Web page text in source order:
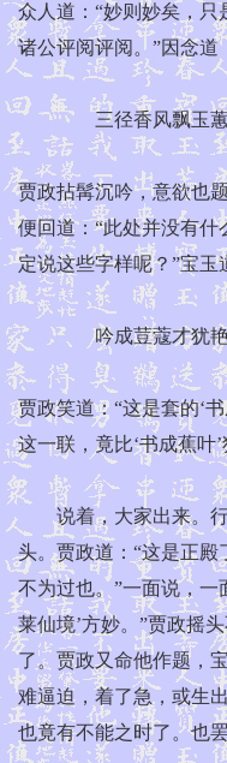
众人道：“妙则妙矣，只
诸公评阅评阅。”因念道
三径香风飘玉蕙，
贾政拈髯沉吟，意欲也
便回道：“此处并没有什
定说这些字样呢？”宝玉
吟成荳蔻才犹艳，
贾政笑道：“这是套的‘
这一联，竟比‘书成蕉叶
说着，大家出来。行
头。贾政道：“这是正
不为过也。”一面说，一
莱仙境’方妙。”贾政摇
了。贾政又命他作题，
难逼迫，着了急，或生
也竟有不能之时了。也